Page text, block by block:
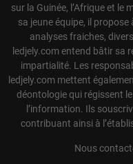
sur la Guinée, l’Afrique et le
sa jeune équipe, il
analyses fraiches,
ledjely.com entend bâtir sa
impartialité. Les
ledjely.com mettent
déontologie qui régissent
l’information. Ils
contribuant ainsi à
Nous